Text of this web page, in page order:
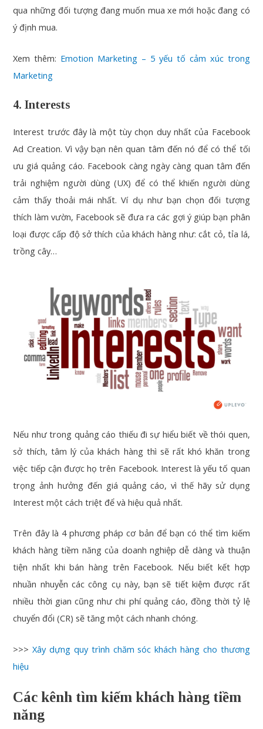
qua những đối tượng đang muốn mua xe mới hoặc đang có
ý định mua.
Xem thêm: Emotion Marketing – 5 yếu tố cảm xúc trong
Marketing
4. Interests
Interest trước đây là một tùy chọn duy nhất của Facebook
Ad Creation. Vì vậy bạn nên quan tâm đến nó để có thể tối
ưu giá quảng cáo. Facebook càng ngày càng quan tâm đến
trải nghiệm người dùng (UX) để có thể khiến người dùng
cảm thấy thoải mái nhất. Ví dụ như bạn chọn đối tượng
thích làm vườn, Facebook sẽ đưa ra các gợi ý giúp bạn phân
loại được cấp độ sở thích của khách hàng như: cắt cỏ, tỉa lá,
trồng cây…
Nếu như trong quảng cáo thiếu đi sự hiểu biết về thói quen,
sở thích, tâm lý của khách hàng thì sẽ rất khó khăn trong
việc tiếp cận được họ trên Facebook. Interest là yếu tố quan
trọng ảnh hưởng đến giá quảng cáo, vì thế hãy sử dụng
Interest một cách triệt để và hiệu quả nhất.
Trên đây là 4 phương pháp cơ bản để bạn có thể tìm kiếm
khách hàng tiềm năng của doanh nghiệp dễ dàng và thuận
tiện nhất khi bán hàng trên Facebook. Nếu biết kết hợp
nhuần nhuyễn các công cụ này, bạn sẽ tiết kiệm được rất
nhiều thời gian cũng như chi phí quảng cáo, đồng thời tỷ lệ
chuyển đổi (CR) sẽ tăng một cách nhanh chóng.
>>>Xây dựng quy trình chăm sóc khách hàng cho thương
hiệu
Các kênh tìm kiếm khách hàng tiềm
năng